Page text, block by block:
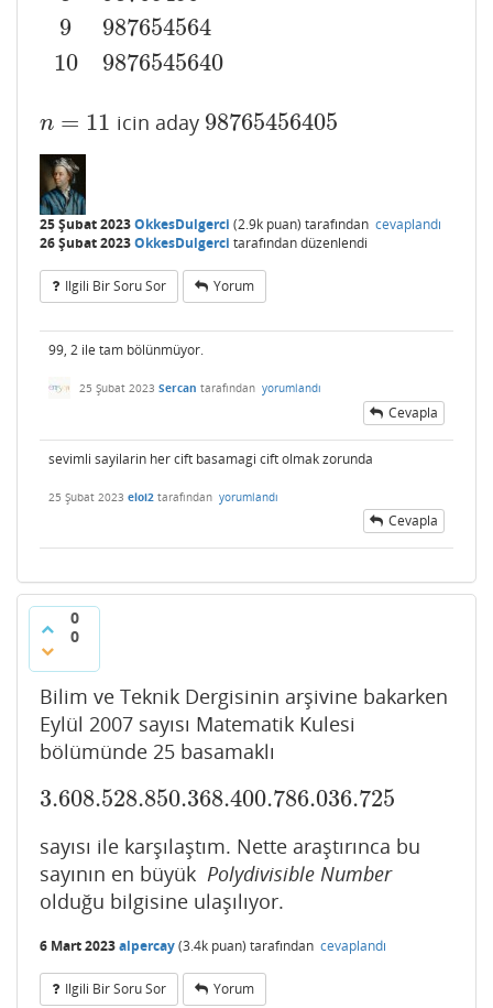
9
10
987654564
9876545640
n = 11
n=11 icin aday 98765456405
98765456405
25 Şubat 2023OkkesDulgerci (2.9k puan) tarafından cevaplandı
26 Şubat 2023OkkesDulgerci tarafındandüzenlendi
Ilgili Bir Soru Sor Yorum
99, 2 ile tam bölünmüyor.
25 Şubat 2023 Sercan tarafından yorumlandı
Cevapla
sevimli sayilarin her cift basamagi cift olmak zorunda
25 Şubat 2023 eloi2 tarafından yorumlandı
Cevapla
0
0
Bilim ve Teknik Dergisinin arşivine bakarken
Eylül 2007 sayısı Matematik Kulesi
bölümünde 25 basamaklı
3.608.528.850.368.400.786.036.725
3.608.528.850.368.400.786.036.725
sayısı ile karşılaştım. Nette araştırınca bu
sayının en büyük Polydivisible Number
olduğu bilgisine ulaşılıyor.
6 Mart 2023alpercay(3.4k puan) tarafından cevaplandı
Ilgili Bir Soru Sor Yorum